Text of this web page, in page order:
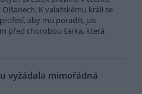
K valašskému králi se
aby mu poradili, jak
před chorobou šarka, která
vyžádala mimořádná